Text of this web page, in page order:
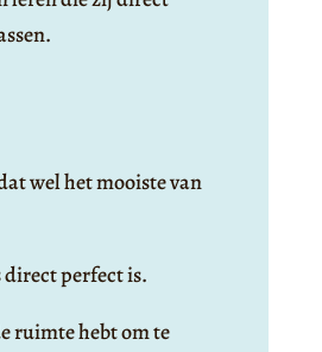
wel het mooiste van
perfect is.
ruimte hebt om te